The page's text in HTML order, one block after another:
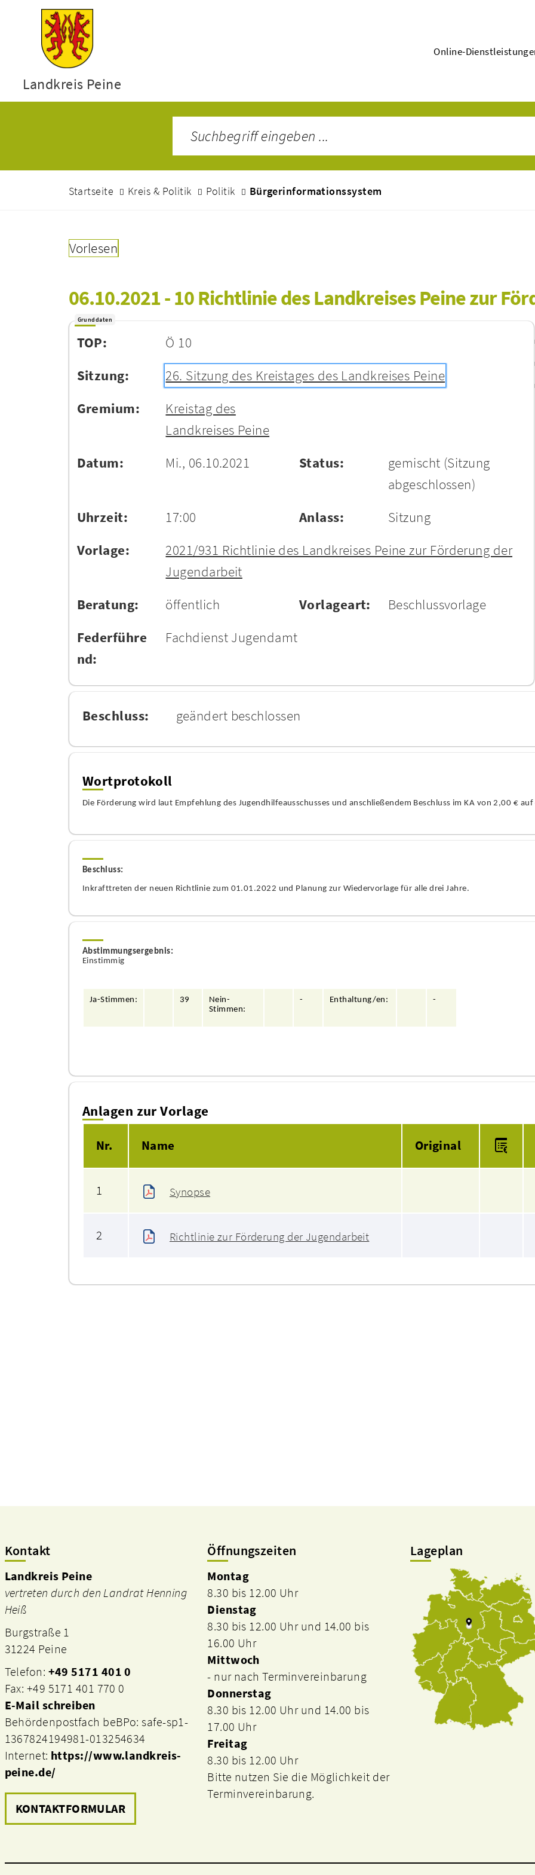
Landkreis Peine
Online-
Startseite Kreis & Politik Politik Bürgerinformationssystem
Vorlesen
06.10.2021 - 10 Richtlinie des Landkreises Peine zur
Grunddaten
TOP:
Ö 10
Sitzung:
26. Sitzung des Kreistages des Landkreises Peine
Gremium:
Kreistag des
Landkreises Peine
Datum:
Mi., 06.10.2021 Status: gemischt (Sitzung
abgeschlossen)
Uhrzeit:
17:00 Anlass:
Sitzung
Vorlage:
2021/931 Richtlinie des Landkreises Peine zur Förderung der
Jugendarbeit
Beratung:
öffentlich Vorlageart:
Beschlussvorlage
Federführe
nd:
Fachdienst Jugendamt
Beschluss: geändert beschlossen
Wortprotokoll
Die Förderung wird laut Empfehlung des Jugendhilfeausschusses und anschließendem Beschluss im KA von 2,00 € auf
Beschluss:
Inkrafttreten der neuen Richtlinie zum 01.01.2022 und Planung zur Wiedervorlage fü r alle drei Jahre.
Abstimmungsergebnis:
Einstimmig
Ja-Stimmen: 39
Nein-
Stimmen:
- Enthaltung/en: -
Anlagen zur Vorlage
Nr.
Name Original
1 Synopse
2 Richtlinie zur Förderung der Jugendarbeit
Kontakt
Landkreis Peine
vertreten durch den Landrat Henning
Heiß
Burgstraße 1
31224 Peine
Telefon: +49 5171 401 0
Fax: +49 5171 401 770 0
E-Mail schreiben
Behördenpostfach beBPo: safe-sp1-
1367824194981-013254634
Internet: https://www.landkreis-
peine.de/
KONTAKTFORMULAR
Öffnungszeiten
Montag
8.30 bis 12.00 Uhr
Dienstag
8.30 bis 12.00 Uhr und 14.00 bis
16.00 Uhr
Mittwoch
- nur nach Terminvereinbarung
Donnerstag
8.30 bis 12.00 Uhr und 14.00 bis
17.00 Uhr
Freitag
8.30 bis 12.00 Uhr
Bitte nutzen Sie die Möglichkeit der
Terminvereinbarung.
Lageplan